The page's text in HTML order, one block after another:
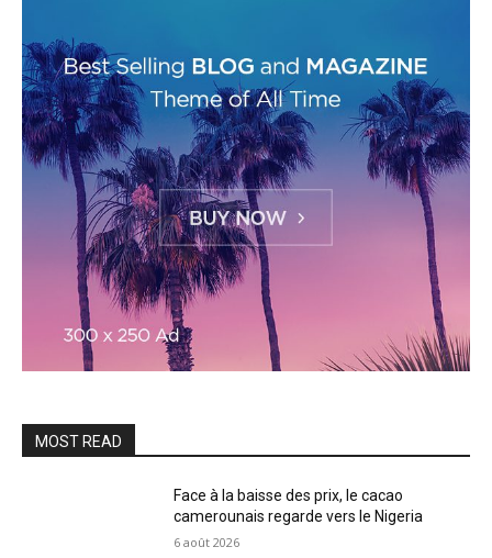
MOST READ
Face à la baisse des prix, le cacao
camerounais regarde vers le Nigeria
6 août 2026